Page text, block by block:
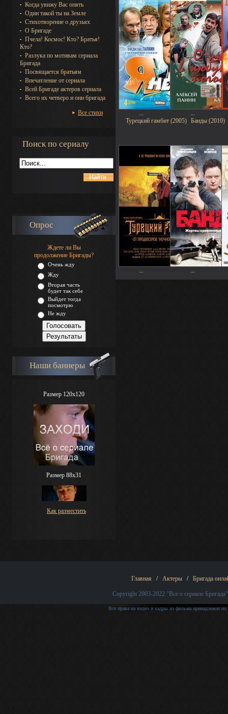
Когда увижу Вас опять
Один такой ты на Земле
Стихотворение о друзьях
О Бригаде
Пчела! Космос! Кто? Братья!
Кто?
Разлука по мотивам сериала
Бригада
Посвящается братьям
Впечатление от сериала
Всей Бригаде актеров сериала
Всего их четверо и они бригада
Все стихи
Поиск по сериалу
Опрос
Ждете ли Вы
продолжение Бригады?
Очень жду
Жду
Вторая часть
будет так себе
Выйдет тогда
посмотрю
Не жду
Наши баннеры
Размер 120x120
Размер 88х31
Как разместить
Турецкий гамбит (2005) Банды (2010)
Главная / Актеры / Бригада
Copyright 2003-2022 "Все о сериале Бригада"
Все права на видео и кадры из фильма принадлежат